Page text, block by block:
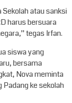
atau sanksi
harus bersuara
tegas Irfan.
siswa yang
bersama
Nova meminta
Padang ke sekolah